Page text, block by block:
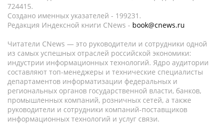
724415.
Создано именных указателей - 199231.
Редакция Индексной книги CNews - book@cnews.ru
Читатели CNews — это руководители и сотрудники одной
из самых успешных отраслей российской экономики:
индустрии информационных технологий. Ядро аудитории
составляют топ-менеджеры и технические специалисты
департаментов информатизации федеральных и
региональных органов государственной власти, банков,
промышленных компаний, розничных сетей, а также
руководители и сотрудники компаний-поставщиков
информационных технологий и услуг связи.